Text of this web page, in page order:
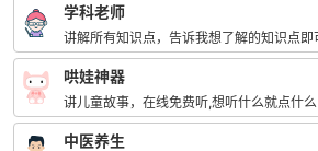
学科老师
讲解所有知识点，告诉我想了解的知识点即
哄娃神器
讲儿童故事，在线免费听,想听什么就点什么
中医养生